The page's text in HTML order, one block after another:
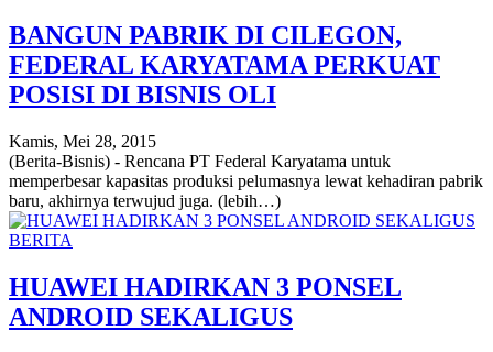
BANGUN PABRIK DI CILEGON,
FEDERAL KARYATAMA PERKUAT
POSISI DI BISNIS OLI
Kamis, Mei 28, 2015
(Berita-Bisnis) - Rencana PT Federal Karyatama untuk
memperbesar kapasitas produksi pelumasnya lewat kehadiran pabrik
baru, akhirnya terwujud juga. (lebih…)
BERITA
HUAWEI HADIRKAN 3 PONSEL
ANDROID SEKALIGUS